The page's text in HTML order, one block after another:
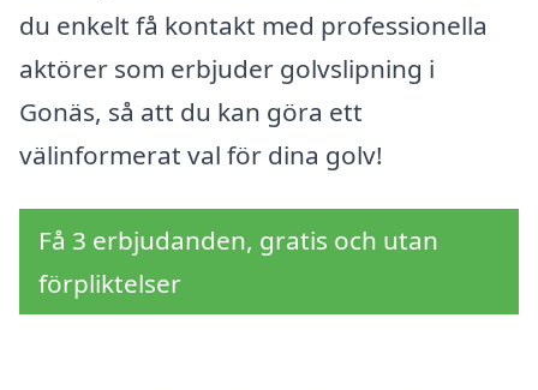
du enkelt få kontakt med professionella
aktörer som erbjuder golvslipning i
Gonäs, så att du kan göra ett
välinformerat val för dina golv!
Få 3 erbjudanden, gratis och utan
förpliktelser